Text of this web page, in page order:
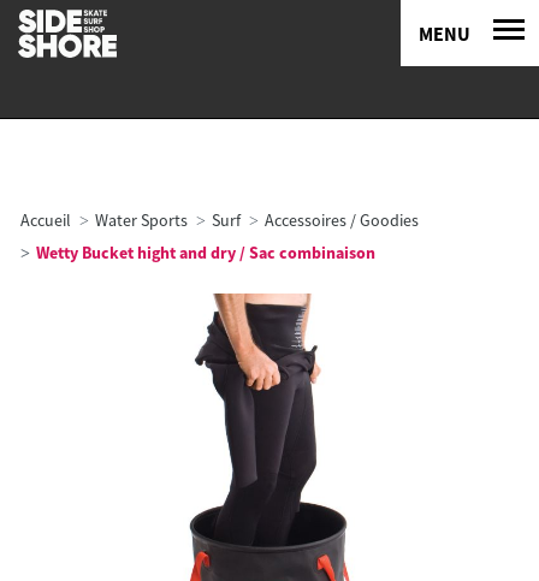
MENU
Accueil Water Sports Surf
Accessoires / Goodies
Wetty Bucket hight and dry / Sac combinaison